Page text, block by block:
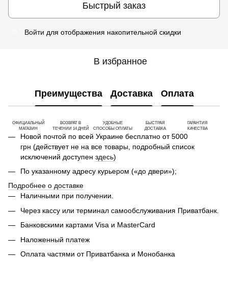
Быстрый заказ
Войти для отображения накопительной скидки
В избранное
Преимущества Доставка Оплата
ОФИЦИАЛЬНЫЙ
МАГАЗИН
ВОЗВРАТ В
ТЕЧЕНИИ 14 ДНЕЙ
УДОБНЫЕ
СПОСОБЫ ОПЛАТЫ
БЫСТРАЯ
ДОСТАВКА
ГАРАНТИЯ
КАЧЕСТВА
Новой почтой по всей Украине бесплатно от 5000
грн (действует не на все товары, подробный список
исключений доступен здесь)
По указанному адресу курьером («до двери»);
Подробнее о доставке
Наличными при получении.
Через кассу или терминал самообслуживания Приватбанк.
Банковскими картами Visa и MasterCard
Наложенный платеж
Оплата частями от Приватбанка и Монобанка